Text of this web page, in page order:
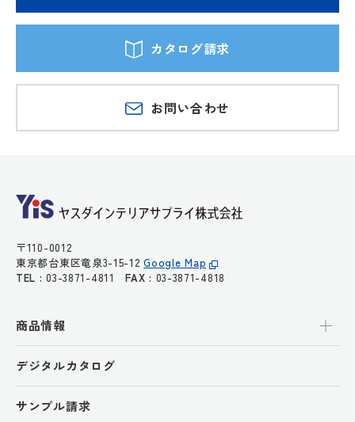
カタログ請求
お問い合わせ
〒110-0012
東京都台東区竜泉3-15-12Google Map
TEL : 03-3871-4811FAX : 03-3871-4818
商品情報
デジタルカタログ
サンプル請求